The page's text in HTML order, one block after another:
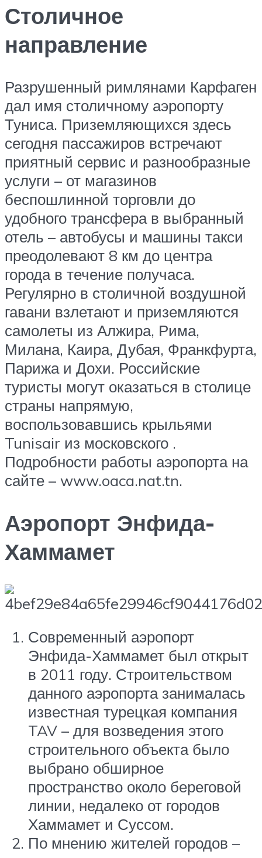
Столичное
направление
Разрушенный римлянами Карфаген
дал имя столичному аэропорту
Туниса. Приземляющихся здесь
сегодня пассажиров встречают
приятный сервис и разнообразные
услуги – от магазинов
беспошлинной торговли до
удобного трансфера в выбранный
отель – автобусы и машины такси
преодолевают 8 км до центра
города в течение получаса.
Регулярно в столичной воздушной
гавани взлетают и приземляются
самолеты из Алжира, Рима,
Милана, Каира, Дубая, Франкфурта,
Парижа и Дохи. Российские
туристы могут оказаться в столице
страны напрямую,
воспользовавшись крыльями
Tunisair из московского .
Подробности работы аэропорта на
сайте – www.oaca.nat.tn.
Аэропорт Энфида-
Хаммамет
Современный аэропорт
Энфида-Хаммамет был открыт
в 2011 году. Строительством
данного аэропорта занималась
известная турецкая компания
TAV – для возведения этого
строительного объекта было
выбрано обширное
пространство около береговой
линии, недалеко от городов
Хаммамет и Суссом.
По мнению жителей городов –